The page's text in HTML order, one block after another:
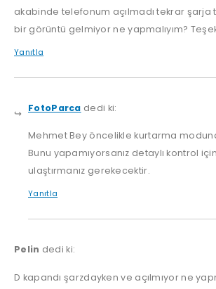
akabinde telefonum açılmadı tekrar şarja
bir görüntü gelmiyor ne yapmalıyım?
Yanıtla
FotoParca dedi ki:
Mehmet Bey öncelikle kurtarma
Bunu yapamıyorsanız detaylı kontrol
ulaştırmanız gerekecektir.
Yanıtla
Pelin dedi ki:
D kapandı şarzdayken ve açılmıyor ne